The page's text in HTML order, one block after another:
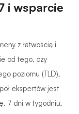
i wsparcie
z łatwością i
od tego, czy
poziomu (TLD),
ekspertów jest
7 dni w tygodniu,